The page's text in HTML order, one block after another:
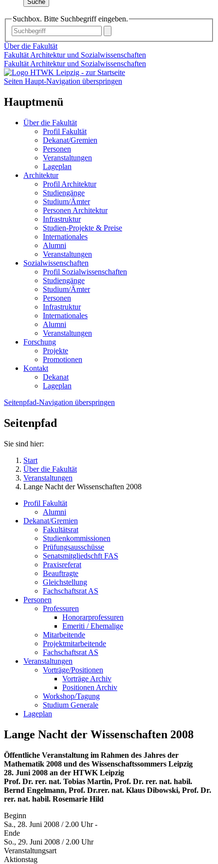
Suche
Suchbox. Bitte Suchbegriff eingeben.
Über die Fakultät
Fakultät Architektur und Sozialwissenschaften
Fakultät Architektur und Sozialwissenschaften
Seiten Haupt-Navigation überspringen
Hauptmenü
Über die Fakultät
Profil Fakultät
Dekanat/Gremien
Personen
Veranstaltungen
Lageplan
Architektur
Profil Architektur
Studiengänge
Studium/Ämter
Personen Architektur
Infrastruktur
Studien-Projekte & Preise
Internationales
Alumni
Veranstaltungen
Sozialwissenschaften
Profil Sozialwissenschaften
Studiengänge
Studium/Ämter
Personen
Infrastruktur
Internationales
Alumni
Veranstaltungen
Forschung
Projekte
Promotionen
Kontakt
Dekanat
Lageplan
Seitenpfad-Navigation überspringen
Seitenpfad
Sie sind hier:
Start
Über die Fakultät
Veranstaltungen
Lange Nacht der Wissenschaften 2008
Profil Fakultät
Alumni
Dekanat/Gremien
Fakultätsrat
Studienkommissionen
Prüfungsausschüsse
Senatsmitgliedschft FAS
Praxisreferat
Beauftragte
Gleichstellung
Fachschaftsrat AS
Personen
Professuren
Honorarprofessuren
Emeriti / Ehemalige
Mitarbeitende
Projektmitarbeitende
Fachschaftsrat AS
Veranstaltungen
Vorträge/Positionen
Vorträge Archiv
Positionen Archiv
Workshop/Tagung
Studium Generale
Lageplan
Lange Nacht der Wissenschaften 2008
Öffentliche Veranstaltung im Rahmen des Jahres der
Mathematik 2008 und des Wissenschaftssommers Leipzig
28. Juni 2008 an der HTWK Leipzig
Prof. Dr. rer. nat. Tobias Martin, Prof. Dr. rer. nat. habil.
Bernd Engelmann, Prof. Dr.rer. nat. Klaus Dibowski, Prof. Dr.
rer. nat. habil. Rosemarie Hild
Beginn
Sa., 28. Juni 2008 / 2.00 Uhr -
Ende
So., 29. Juni 2008 / 2.00 Uhr
Veranstaltungsart
Aktionstag